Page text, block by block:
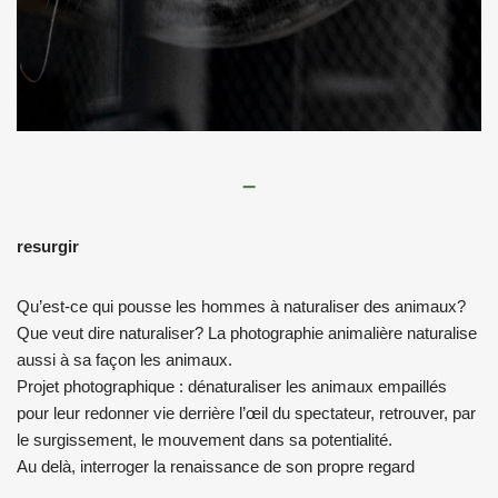
–
resurgir
Qu’est-ce qui pousse les hommes à naturaliser des animaux?
Que veut dire naturaliser? La photographie animalière naturalise
aussi à sa façon les animaux.
Projet photographique : dénaturaliser les animaux empaillés
pour leur redonner vie derrière l’œil du spectateur, retrouver, par
le surgissement, le mouvement dans sa potentialité.
Au delà, interroger la renaissance de son propre regard